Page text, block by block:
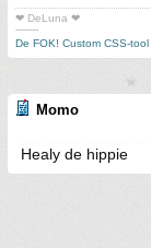
❤ DeLuna ❤
-------
De FOK! Custom CSS-tool
Momo
Healy de hippie